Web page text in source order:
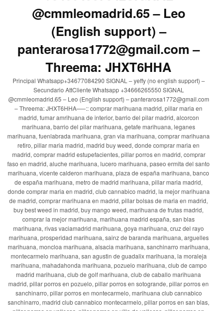
@cmmleomadrid.65 – Leo
(English support) –
panterarosa1772@gmail.com –
Threema: JHXT6HHA
Principal Whatsapp+34677084290 SIGNAL – yeffy (no english support) –
Secundario AttCliente Whatsapp +34666265550 SIGNAL
@cmmleomadrid.65 – Leo (English support) – panterarosa1772@gmail.com
– Threema: JHXT6HHA—–:: comprar marihuana madrid, pillar maria en
madrid, fumar amrihuana de interior, barrio del pilar madrid, alcorcon
marihuana, barrio del pilar marihuana, getafe marihuana, leganes
marihuana, fuenlabrada marihuana, gran via marihuana, comprar marihuana
retiro, pillar maria madrid, madrid buy weed, donde comprar maria en
madrid, comprar madrid estupefacientes, pillar porros en madrid, comprar
faso en madrid, aluche marihuana, lucero marihuana, paseo ermita del santo
marihuana, vicente calderon marihuana, plaza de españa marihuana, banco
de españa marihuana, metro de madrid marihuana, pillar maria madrid,
donde comprar maria en madrid, club cannabico madrid, la mejor marihuana
de madrid, comprar marihuana en madrid, pillar bolsas de maria en madrid,
buy best weed in madrid, buy mango weed, marihuana de frutas madrid,
comprar la mejor marihuana, marihuana madrid españa, san blas
marihuana, rivas vaciamadrid marihuana, goya marihuana, cruz del rayo
marihuana, prosperidad marihuana, sainz de baranda marihuana, arguelles
marihuana, moncloa marihuana, alsacia marihuana, sanchinarro marihuana,
montecarmelo marihuana, san agustin de guadalix marihuana, la moraleja
marihuana, mahadahonda marihuana, pozuelo marihuana, club de campo
madrid marihuana, club de golf marihuana, club de caballo marihuana
madrid, pillar porros en pozuelo, pillar porros en sotogrande, pillar porros en
sanchinarro, pillar porros en montecarmelo, marihuana club cannabico
sanchinarro, madrid club cannabico montecarmelo, pillar porros en san blas,